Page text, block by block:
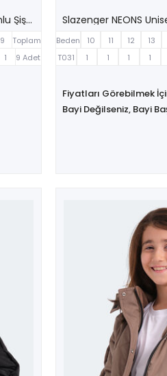
Slazenger NEONS Unisex Çocuk Kapüşonlu Şişme Sarı Mont & Kaban
9
Toplam
1 9 Adet
Beden 10 11 12 13
T031
1 1 1 1
Fiyatları Görebilmek
Bayi Değilseniz, Bayi